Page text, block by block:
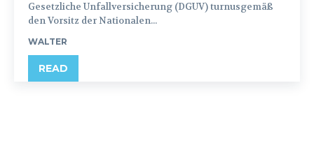
Gesetzliche Unfallversicherung (DGUV) turnusgemäß
den Vorsitz der Nationalen...
WALTER
READ